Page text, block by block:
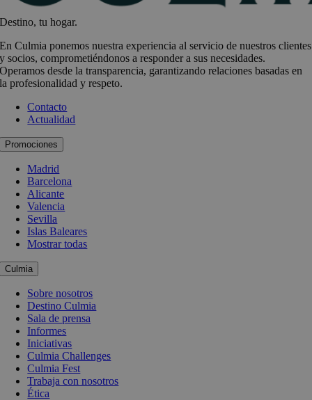
Destino, tu hogar.
En Culmia ponemos nuestra experiencia al servicio de nuestros clientes
y socios, comprometiéndonos a responder a sus necesidades.
Operamos desde la transparencia, garantizando relaciones basadas en
la profesionalidad y respeto.
Contacto
Actualidad
Promociones
Madrid
Barcelona
Alicante
Valencia
Sevilla
Islas Baleares
Mostrar todas
Culmia
Sobre nosotros
Destino Culmia
Sala de prensa
Informes
Iniciativas
Culmia Challenges
Culmia Fest
Trabaja con nosotros
Ética